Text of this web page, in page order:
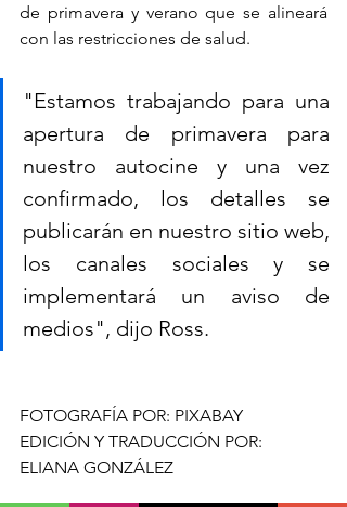
de primavera y verano que se alineará
con las restricciones de salud.
"Estamos trabajando para una
apertura de primavera para
nuestro autocine y una vez
confirmado, los detalles se
publicarán en nuestro sitio web,
los canales sociales y se
implementará un aviso de
medios", dijo Ross.
FOTOGRAFÍA POR: PIXABAY
EDICIÓN Y TRADUCCIÓN POR:
ELIANA GONZÁLEZ